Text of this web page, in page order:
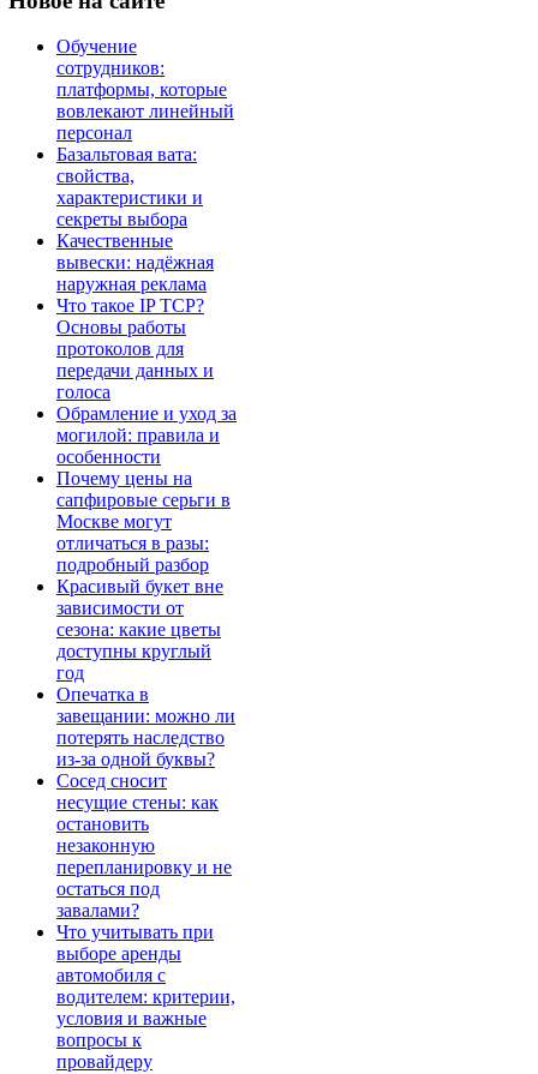
Обучение
сотрудников:
платформы, которые
вовлекают линейный
персонал
Базальтовая вата:
свойства,
характеристики и
секреты выбора
Качественные
вывески: надёжная
наружная реклама
Что такое IP TCP?
Основы работы
протоколов для
передачи данных и
голоса
Обрамление и уход за
могилой: правила и
особенности
Почему цены на
сапфировые серьги в
Москве могут
отличаться в разы:
подробный разбор
Красивый букет вне
зависимости от
сезона: какие цветы
доступны круглый
год
Опечатка в
завещании: можно ли
потерять наследство
из-за одной буквы?
Сосед сносит
несущие стены: как
остановить
незаконную
перепланировку и не
остаться под
завалами?
Что учитывать при
выборе аренды
автомобиля с
водителем: критерии,
условия и важные
вопросы к
провайдеру